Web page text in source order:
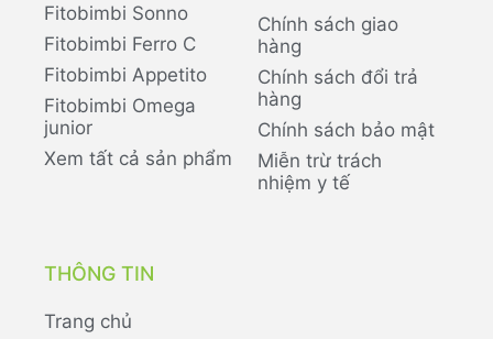
Fitobimbi Sonno
Fitobimbi Ferro C
Fitobimbi Appetito
Fitobimbi Omega
junior
Xem tất cả sản phẩm
Chính sách giao
hàng
Chính sách đổi trả
hàng
Chính sách bảo mật
Miễn trừ trách
nhiệm y tế
THÔNG TIN
Trang chủ